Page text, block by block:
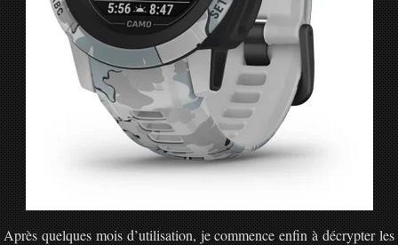
Après quelques mois d’utilisation, je commence enfin à décrypter les